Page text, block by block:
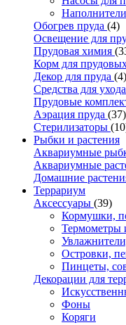
Обогрев пруда (4)
Освещение для
Прудовая химия
Корм для
Декор для пруда (4)
Средства для
Прудовые
Аэрация пруда (37)
Стерилизаторы
Рыбки и растения
Аквариумные
Аквариумные
Домашние
Террариум
Аксессуары (39)
Кормушки,
Термометры
Островки,
Пинцеты,
Декорации для
Фоны
Коряги